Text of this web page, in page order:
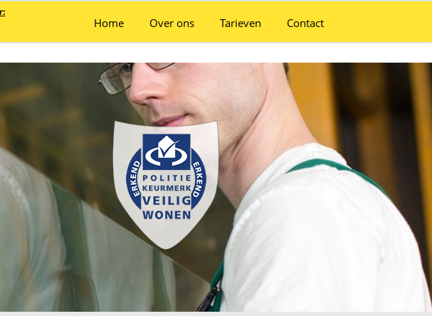
Home Over ons Tarieven Contact